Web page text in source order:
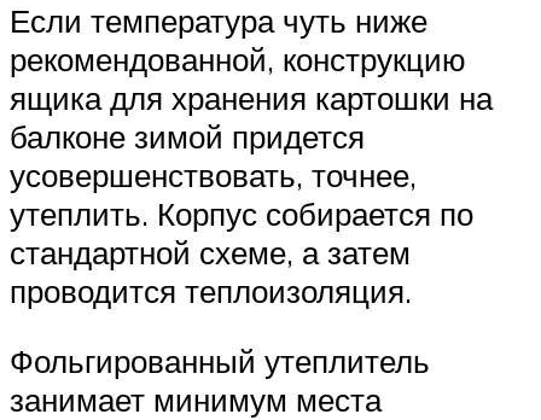
Если температура чуть ниже
рекомендованной, конструкцию
ящика для хранения картошки на
балконе зимой придется
усовершенствовать, точнее,
утеплить. Корпус собирается по
стандартной схеме, а затем
проводится теплоизоляция.
Фольгированный утеплитель
занимает минимум места